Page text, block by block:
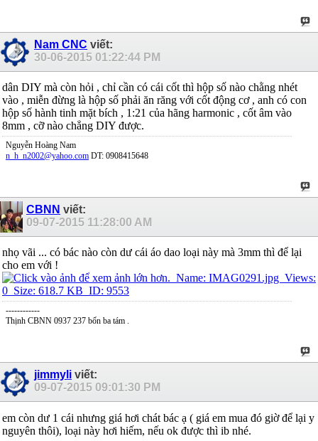
Nam CNC viết:
30-06-2015 01:22:44 PM
dân DIY mà còn hỏi , chỉ cần có cái cốt thì hộp số nào chằng nhét
vào , miễn đừng là hộp số phải ăn răng với cốt động cơ , anh có con
hộp số hành tinh mặt bích , 1:21 của hãng harmonic , cốt âm vào
8mm , cỡ nào chẳng DIY được.
Nguyễn Hoàng Nam
n_h_n2002@yahoo.com DT: 0908415648
CBNN viết:
09-07-2015 11:28:00 AM
nhọ vãi ... có bác nào còn dư cái áo dao loại này mà 3mm thì để lại
cho em với !
------------
Thịnh CBNN 0937 237 bốn ba tám .
jimmyli viết:
09-07-2015 09:01:30 PM
em còn dư 1 cái nhưng giá hơi chát bác ạ ( giá em mua đó giờ để lại y
nguyên thôi), loại này hơi hiếm, nếu ok được thì ib nhé.